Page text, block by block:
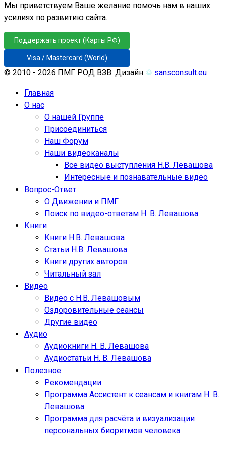
Мы приветствуем Ваше желание помочь нам в наших
усилиях по развитию сайта.
Поддержать проект (Карты РФ)
Visa / Mastercard (World)
© 2010 - 2026 ПМГ РОД ВЗВ. Дизайн ♲ sansconsult.eu
Главная
О нас
О нашей Группе
Присоединиться
Наш Форум
Наши видеоканалы
Все видео выступления Н.В. Левашова
Интересные и познавательные видео
Вопрос-Ответ
О Движении и ПМГ
Поиск по видео-ответам Н. В. Левашова
Книги
Книги Н.В. Левашова
Статьи Н.В. Левашова
Книги других авторов
Читальный зал
Видео
Видео с Н.В. Левашовым
Оздоровительные сеансы
Другие видео
Аудио
Аудиокниги Н. В. Левашова
Аудиостатьи Н. В. Левашова
Полезное
Рекомендации
Программа Ассистент к сеансам и книгам Н. В.
Левашова
Программа для расчёта и визуализации
персональных биоритмов человека